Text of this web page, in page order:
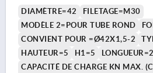
DIAMÈTRE=42
FILETAGE=M30
MODÈLE 2=POUR TUBE ROND
CONVIENT POUR =Ø42X1,5-2
HAUTEUR=5
H1=5
CAPACITÉ DE CHARGE KN MAX.